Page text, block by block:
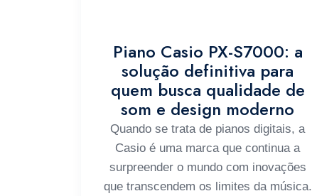
Piano Casio PX-S7000: a
solução definitiva para
quem busca qualidade de
som e design moderno
Quando se trata de pianos digitais, a
Casio é uma marca que continua a
surpreender o mundo com inovações
que transcendem os limites da música.